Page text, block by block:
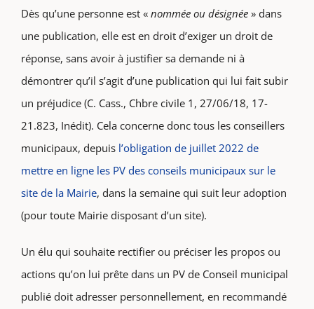
Dès qu’une personne est « nommée ou désignée » dans
une publication, elle est en droit d’exiger un droit de
réponse, sans avoir à justifier sa demande ni à
démontrer qu’il s’agit d’une publication qui lui fait subir
un préjudice (C. Cass., Chbre civile 1, 27/06/18, 17-
21.823, Inédit). Cela concerne donc tous les conseillers
municipaux, depuis l’obligation de juillet 2022 de
mettre en ligne les PV des conseils municipaux sur le
site de la Mairie, dans la semaine qui suit leur adoption
(pour toute Mairie disposant d’un site).
Un élu qui souhaite rectifier ou préciser les propos ou
actions qu’on lui prête dans un PV de Conseil municipal
publié doit adresser personnellement, en recommandé